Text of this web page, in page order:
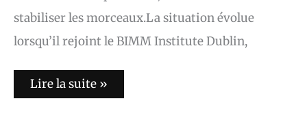
stabiliser les morceaux.La situation évolue
lorsqu’il rejoint le BIMM Institute Dublin,
Lire la suite »